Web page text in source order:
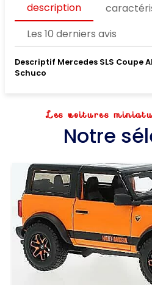
description
Les 10 derniers avis
Descriptif Mercedes SLS Coupe
Schuco
Les voitures
Notre